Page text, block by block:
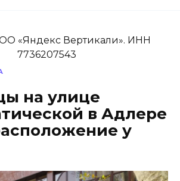
«Яндекс Вертикали». ИНН
7736207543
на улице
в Адлере
у